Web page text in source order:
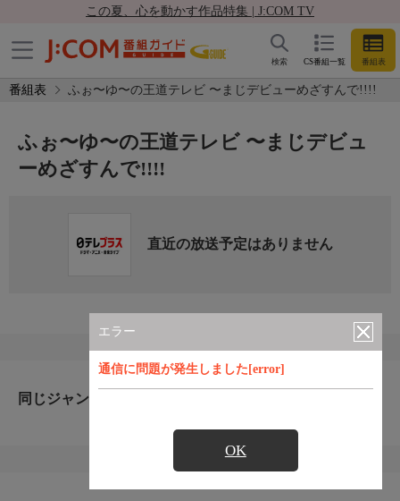
この夏、心を動かす作品特集 | J:COM TV
CS番組一覧 番組表
検索
番組表 ふぉ〜ゆ〜の王道テレビ 〜まじデビューめざすんで!!!!
エラー
通信に問題が発生しました[error]
OK
ふぉ〜ゆ〜の王道テレビ 〜まじデビュ
ーめざすんで!!!!
直近の放送予定はありません
同じジャンルのおすすめ番組